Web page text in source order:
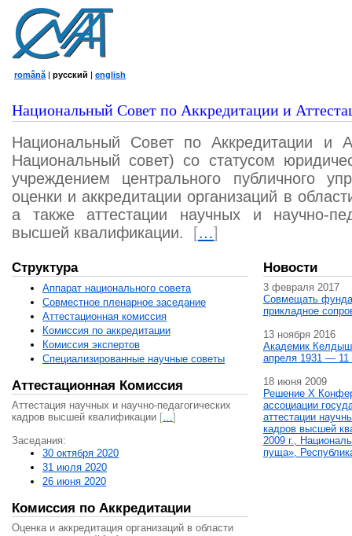
română | русский | english
Национальный Совет по Аккредитации и
Национальный Совет по Аккредитации и
Национальный совет) со статусом
учреждением центрального публичного
оценки и аккредитации организаций в
а также аттестации научных и научно-
высшей квалификации.
[…]
Структура
Аппарат национального совета
Совместное пленарное заседание
Аттестационная комисcия
Комиссия по аккредитации
Комиссия экспертов
Специализированные научные советы
Аттестационная Комиссия
Аттестация научных и научно-педагогических
кадров высшей квалификации […]
Заседания:
30 октября 2020
31 июля 2020
26 июня 2020
Комиссия по Аккредитации
Оценка и аккредитация организаций в области
Новости
3 февраля 2017
Совмещать
прикладное
13 ноября 2016
Академик
апреля 1931 — 11
18 июня 2009
Решение X
ассоциации
аттестации
кадров высшей
2009 г.,
пуща»,